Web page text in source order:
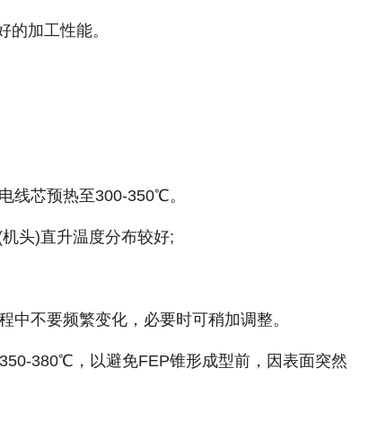
的加工性能。
线芯预热至300-350℃。
头)直升温度分布较好;
不要频繁变化，必要时可稍加调整。
380℃，以避免FEP锥形成型前，因表面突然